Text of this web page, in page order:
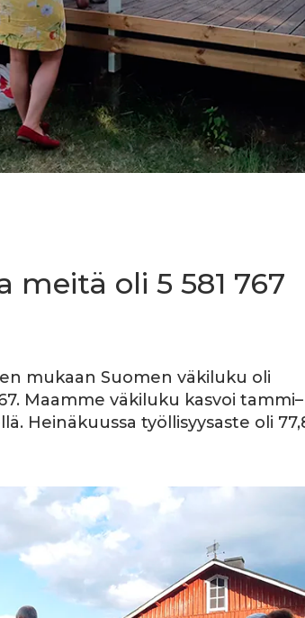
meitä oli 5 581 767
mukaan Suomen väkiluku oli
Maamme väkiluku kasvoi tammi–
Heinäkuussa työllisyysaste oli